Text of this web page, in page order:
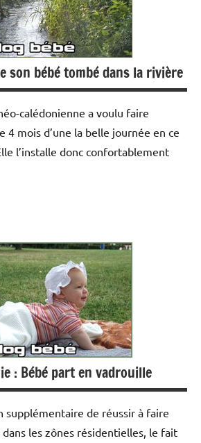
son bébé tombé dans la rivière
calédonienne a voulu faire
4 mois d’une la belle journée en ce
l’installe donc confortablement
: Bébé part en vadrouille
supplémentaire de réussir à faire
les zônes résidentielles, le fait